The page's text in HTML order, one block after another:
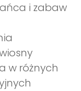
i zabaw
w różnych